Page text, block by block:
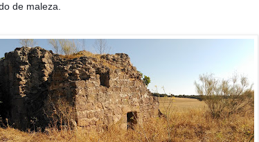
de maleza.